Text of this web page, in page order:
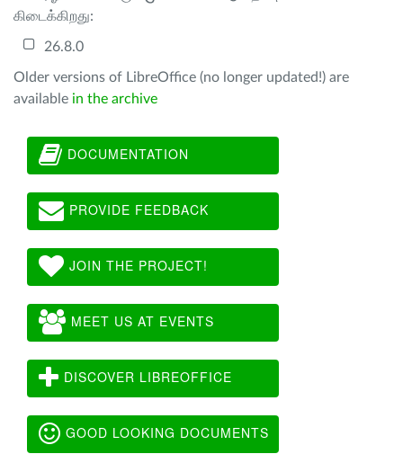
கிடைக்கிறது:
26.8.0
Older versions of LibreOffice (no longer updated!) are
available in the archive
DOCUMENTATION
PROVIDE FEEDBACK
JOIN THE PROJECT!
MEET US AT EVENTS
DISCOVER LIBREOFFICE
GOOD LOOKING DOCUMENTS